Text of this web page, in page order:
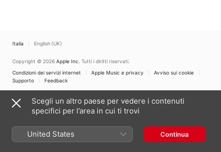
Italia English (UK)
Copyright © 2026 Apple Inc. Tutti i diritti riservati.
Condizioni dei servizi internet
Apple Music e privacy
Avviso sui cookie
Supporto
Feedback
Scegli un altro paese per vedere i contenuti
specifici per l’area in cui ti trovi
United States Continua